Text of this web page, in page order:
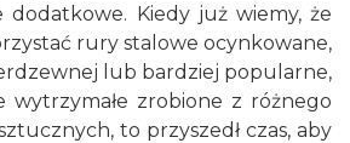
dodatkowe. Kiedy już wiemy, że
rury stalowe ocynkowane,
lub bardziej popularne,
wytrzymałe zrobione z różnego
to przyszedł czas, aby